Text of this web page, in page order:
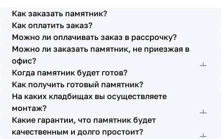
бригада Головачёва Владимира. Поэтому и в этот
раз я поросила, если можно, то назначить эту же
бригаду. Мне пошли на встречу, спасибо. Ребята
работают спокойно, но в тоже время, соблюдая
всю технологию, работаю слаженно и
качественно. Я присутствовала при монтаже,
ребят это нисколько не смутило. Они, как и
Елена Николаевна, ответили на все мои вопросы,
которые возникли в процессе. Спасибо.
Выражаю благодарность от имени всей нашей
семьи за выполнение заказа в срок и
качественно. К руководству просьба по-
Как заказать памятник?
Как оплатить заказ?
Можно ли оплачивать заказ в рассрочку?
Можно ли заказать памятник, не приезжая в
офис?
Когда памятник будет готов?
Как получить готовый памятник?
На каких кладбищах вы осуществляете
монтаж?
Какие гарантии, что памятник будет
качественным и долго простоит?